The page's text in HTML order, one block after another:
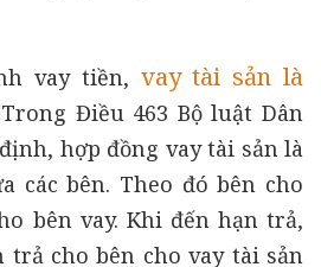
vay tiền, vay tài sản là
Điều 463 Bộ luật Dân
hợp đồng vay tài sản là
các bên. Theo đó bên cho
bên vay. Khi đến hạn trả,
trả cho bên cho vay tài sản